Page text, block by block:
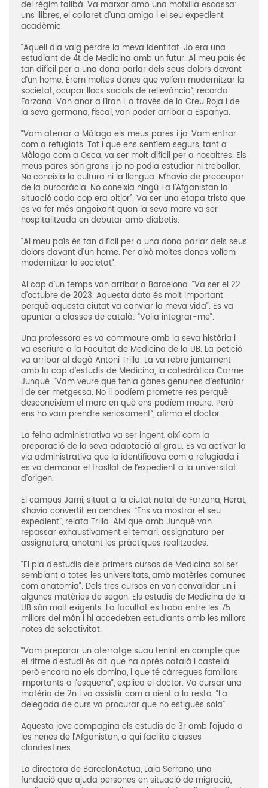
del règim talibà. Va marxar amb una motxilla escassa:
uns llibres, el collaret d’una amiga i el seu expedient
acadèmic.
“Aquell dia vaig perdre la meva identitat. Jo era una
estudiant de 4t de Medicina amb un futur. Al meu país és
tan difícil per a una dona parlar dels seus dolors davant
d’un home. Érem moltes dones que volíem modernitzar la
societat, ocupar llocs socials de rellevància”, recorda
Farzana. Van anar a l’Iran i, a través de la Creu Roja i de
la seva germana, fiscal, van poder arribar a Espanya.
“Vam aterrar a Màlaga els meus pares i jo. Vam entrar
com a refugiats. Tot i que ens sentíem segurs, tant a
Màlaga com a Osca, va ser molt difícil per a nosaltres. Els
meus pares són grans i jo no podia estudiar ni treballar.
No coneixia la cultura ni la llengua. M’havia de preocupar
de la burocràcia. No coneixia ningú i a l’Afganistan la
situació cada cop era pitjor”. Va ser una etapa trista que
es va fer més angoixant quan la seva mare va ser
hospitalitzada en debutar amb diabetis.
“Al meu país és tan difícil per a una dona parlar dels seus
dolors davant d’un home. Per això moltes dones volíem
modernitzar la societat”.
Al cap d’un temps van arribar a Barcelona. “Va ser el 22
d’octubre de 2023. Aquesta data és molt important
perquè aquesta ciutat va canviar la meva vida”. Es va
apuntar a classes de català: “Volia integrar-me”.
Una professora es va commoure amb la seva història i
va escriure a la Facultat de Medicina de la UB. La petició
va arribar al degà Antoni Trilla. La va rebre juntament
amb la cap d’estudis de Medicina, la catedràtica Carme
Junqué. “Vam veure que tenia ganes genuïnes d’estudiar
i de ser metgessa. No li podíem prometre res perquè
desconeixíem el marc en què ens podíem moure. Però
ens ho vam prendre seriosament”, afirma el doctor.
La feina administrativa va ser ingent, així com la
preparació de la seva adaptació al grau. Es va activar la
via administrativa que la identificava com a refugiada i
es va demanar el trasllat de l’expedient a la universitat
d’origen.
El campus Jami, situat a la ciutat natal de Farzana, Herat,
s’havia convertit en cendres. “Ens va mostrar el seu
expedient”, relata Trilla. Així que amb Junqué van
repassar exhaustivament el temari, assignatura per
assignatura, anotant les pràctiques realitzades.
“El pla d’estudis dels primers cursos de Medicina sol ser
semblant a totes les universitats, amb matèries comunes
com anatomia”. Dels tres cursos en van convalidar un i
algunes matèries de segon. Els estudis de Medicina de la
UB són molt exigents. La facultat es troba entre les 75
millors del món i hi accedeixen estudiants amb les millors
notes de selectivitat.
“Vam preparar un aterratge suau tenint en compte que
el ritme d’estudi és alt, que ha après català i castellà
però encara no els domina, i que té càrregues familiars
importants a l’esquena”, explica el doctor. Va cursar una
matèria de 2n i va assistir com a oient a la resta. “La
delegada de curs va procurar que no estigués sola”.
Aquesta jove compagina els estudis de 3r amb l’ajuda a
les nenes de l’Afganistan, a qui facilita classes
clandestines.
La directora de BarcelonActua, Laia Serrano, una
fundació que ajuda persones en situació de migració,